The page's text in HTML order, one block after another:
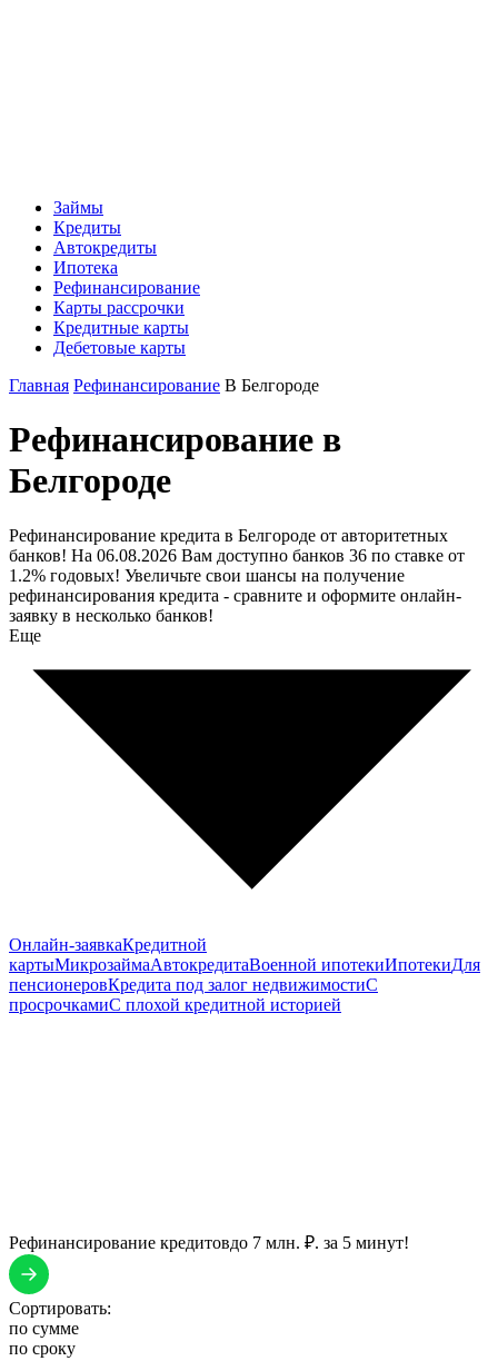
Займы
Кредиты
Автокредиты
Ипотека
Рефинансирование
Карты рассрочки
Кредитные карты
Дебетовые карты
Главная Рефинансирование В Белгороде
Рефинансирование в
Белгороде
Рефинансирование кредита в Белгороде от авторитетных
банков! На 06.08.2026 Вам доступно банков 36 по ставке от
1.2% годовых! Увеличьте свои шансы на получение
рефинансирования кредита - сравните и оформите онлайн-
заявку в несколько банков!
Еще
Онлайн-заявкаКредитной
картыМикрозаймаАвтокредитаВоенной ипотекиИпотекиДля
пенсионеровКредита под залог недвижимостиС
просрочкамиС плохой кредитной историей
Рефинансирование кредитовдо 7 млн. ₽. за 5 минут!
Сортировать:
по сумме
по сроку